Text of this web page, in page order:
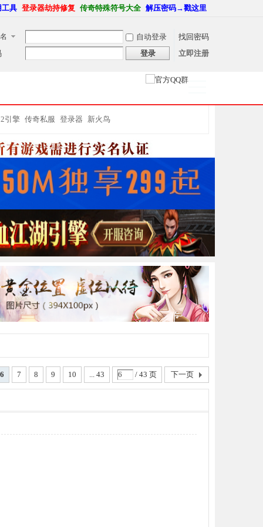
具 登录器劫持修复 传奇特殊符号大全 解压密码→戳这里
自动登录
找回密码
登录 立即注册
引擎 传奇私服 登录器 新火鸟
6 7 8 9 10 ... 43 / 43 页 下一页